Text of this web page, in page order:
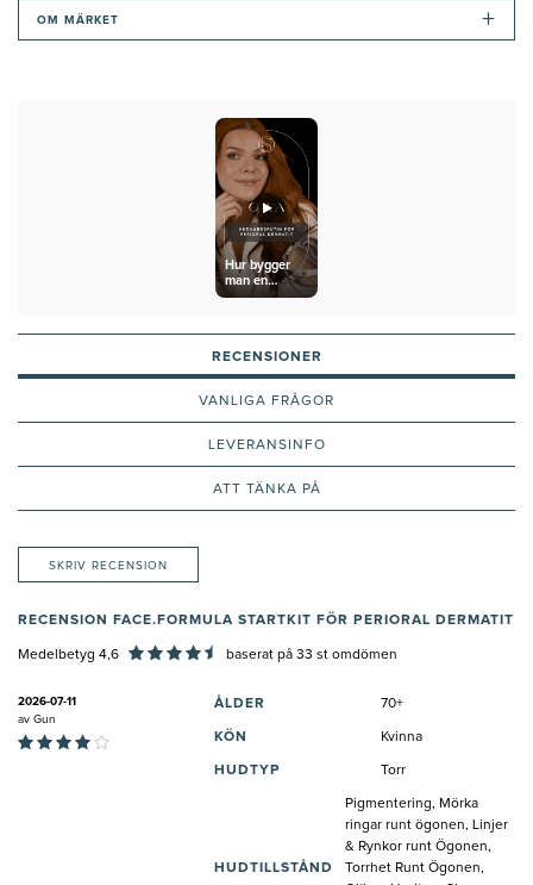
OM MÄRKET +
Hur bygger
man en
hudvårdsrutin
RECENSIONER
VANLIGA FRÅGOR
LEVERANSINFO
ATT TÄNKA PÅ
SKRIV RECENSION
RECENSION FACE.FORMULA STARTKIT FÖR PERIORAL DERMATIT
Medelbetyg 4,6 baserat på 33 st omdömen
2026-07-11
av Gun
ÅLDER 70+
KÖN Kvinna
HUDTYP Torr
HUDTILLSTÅND
Pigmentering, Mörka
ringar runt ögonen, Linjer
& Rynkor runt Ögonen,
Torrhet Runt Ögonen,